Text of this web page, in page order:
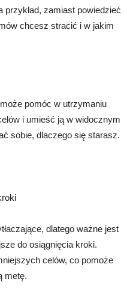
zamiast powiedzieć
chcesz stracić i w jakim
pomóc w utrzymaniu
i umieść ją w widocznym
sobie, dlaczego się starasz.
dlatego ważne jest
do osiągnięcia kroki.
celów, co pomoże
metę.